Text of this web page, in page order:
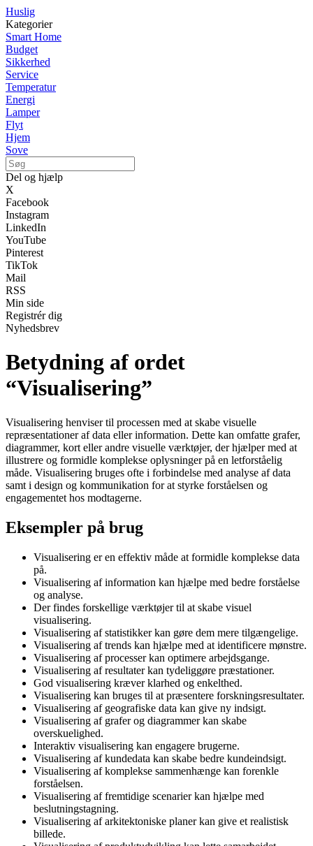
Huslig
Kategorier
Smart Home
Budget
Sikkerhed
Service
Temperatur
Energi
Lamper
Flyt
Hjem
Sove
Del og hjælp
X
Facebook
Instagram
LinkedIn
YouTube
Pinterest
TikTok
Mail
RSS
Min side
Registrér dig
Nyhedsbrev
Betydning af ordet
“Visualisering”
Visualisering henviser til processen med at skabe visuelle
repræsentationer af data eller information. Dette kan omfatte grafer,
diagrammer, kort eller andre visuelle værktøjer, der hjælper med at
illustrere og formidle komplekse oplysninger på en letforståelig
måde. Visualisering bruges ofte i forbindelse med analyse af data
samt i design og kommunikation for at styrke forståelsen og
engagementet hos modtagerne.
Eksempler på brug
Visualisering er en effektiv måde at formidle komplekse data
på.
Visualisering af information kan hjælpe med bedre forståelse
og analyse.
Der findes forskellige værktøjer til at skabe visuel
visualisering.
Visualisering af statistikker kan gøre dem mere tilgængelige.
Visualisering af trends kan hjælpe med at identificere mønstre.
Visualisering af processer kan optimere arbejdsgange.
Visualisering af resultater kan tydeliggøre præstationer.
God visualisering kræver klarhed og enkelthed.
Visualisering kan bruges til at præsentere forskningsresultater.
Visualisering af geografiske data kan give ny indsigt.
Visualisering af grafer og diagrammer kan skabe
overskuelighed.
Interaktiv visualisering kan engagere brugerne.
Visualisering af kundedata kan skabe bedre kundeindsigt.
Visualisering af komplekse sammenhænge kan forenkle
forståelsen.
Visualisering af fremtidige scenarier kan hjælpe med
beslutningstagning.
Visualisering af arkitektoniske planer kan give et realistisk
billede.